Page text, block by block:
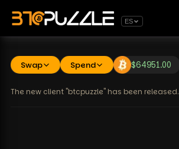
ES
Swap Spend $64951.00
The new client "btcpuzzle" has been released.